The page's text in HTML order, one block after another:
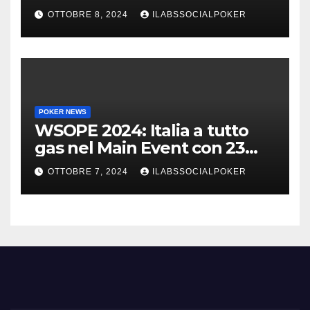
azzurri al day 4
OTTOBRE 8, 2024 ILABSSOCIALPOKER
POKER NEWS
WSOPE 2024: Italia a tutto
gas nel Main Event con 23
azzurri al day 3
OTTOBRE 7, 2024 ILABSSOCIALPOKER